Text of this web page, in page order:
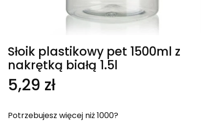
Słoik plastikowy pet 1500ml z
nakrętką białą 1.5l
Cena
5,29 zł
Potrzebujesz więcej niż 1000?